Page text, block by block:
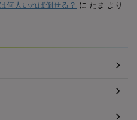
何人いれば倒せる？ に たま より